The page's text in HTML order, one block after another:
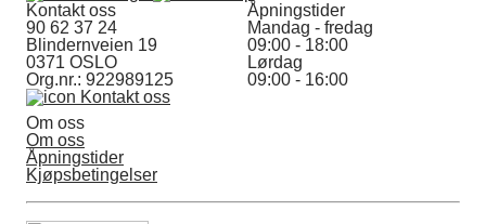
Kontakt oss
90 62 37 24
Blindernveien 19
0371 OSLO
Org.nr.: 922989125
Kontakt oss
Åpningstider
Mandag - fredag
09:00 - 18:00
Lørdag
09:00 - 16:00
Om oss
Om oss
Åpningstider
Kjøpsbetingelser